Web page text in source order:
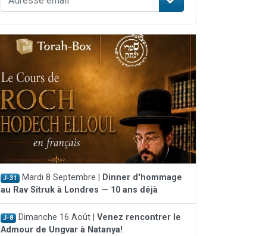
J-31 Mardi 8 Septembre |
Dinner d'hommage
au Rav Sitruk à Londres — 10 ans déjà
J-8 Dimanche 16 Août | Venez rencontrer le
Admour de Ungvar à Natanya!